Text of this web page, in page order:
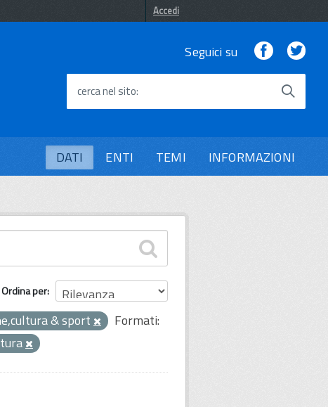
Accedi
Seguici su Facebook
cerca nel sito
DATI ENTI TEMI INFORMAZIONI
Ordina per
& sport
Formati: